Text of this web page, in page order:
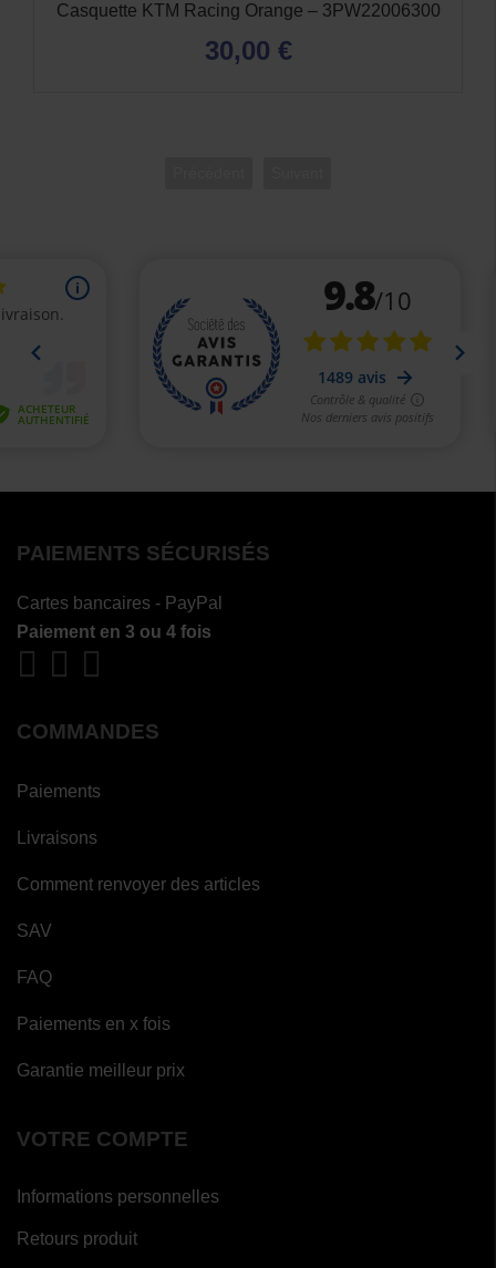
Casquette KTM Racing Orange – 3PW22006300
30,00 €
PAIEMENTS SÉCURISÉS
Cartes bancaires - PayPal
Paiement en 3 ou 4 fois
COMMANDES
Paiements
Livraisons
Comment renvoyer des articles
SAV
FAQ
Paiements en x fois
Garantie meilleur prix
VOTRE COMPTE
Informations personnelles
Retours produit